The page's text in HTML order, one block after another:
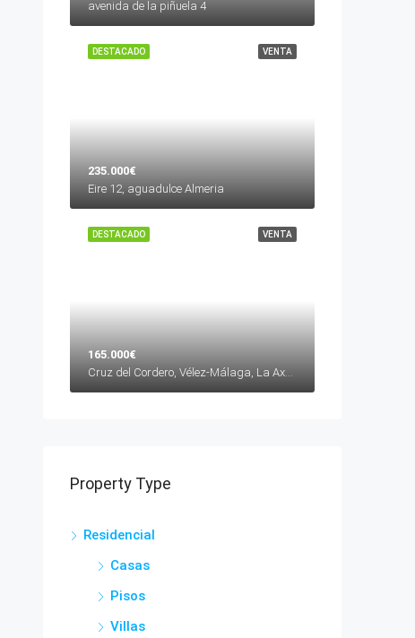
avenida de la piñuela 4
VENTA
DESTACADO
235.000€
Eire 12, aguadulce Almeria
VENTA
DESTACADO
165.000€
Cruz del Cordero, Vélez-Málaga, La Axarquía, Málaga, Andalucía, 29700, España
Property Type
Residencial
Casas
Pisos
Villas